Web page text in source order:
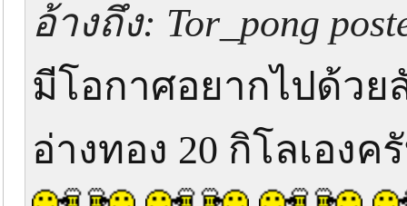
อ้างถึง: Tor_pong
มีโอกาศอยากไปด้วย
อ่างทอง 20 กิโลเองค